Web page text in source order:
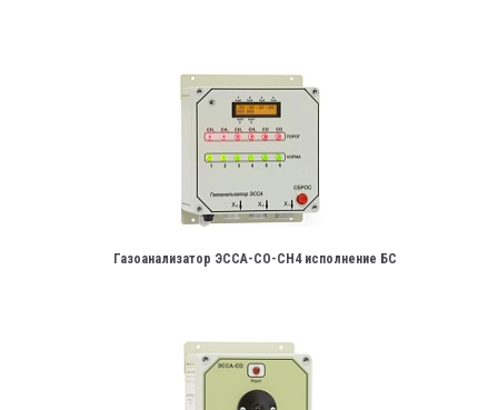
Газоанализатор ЭССА-СО-СН4 исполнение БС